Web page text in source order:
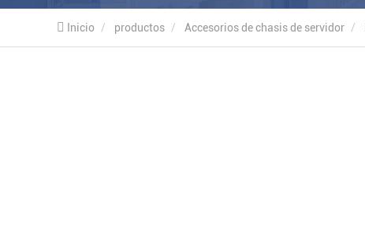
Inicio productos Accesorios de chasis de servidor